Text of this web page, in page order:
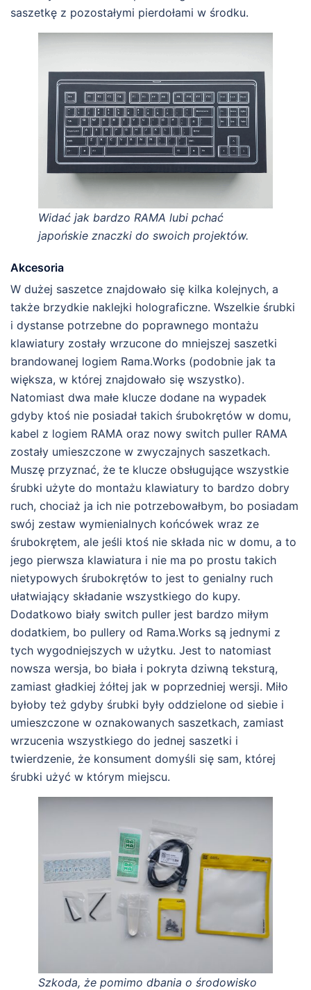
saszetkę z pozostałymi pierdołami w środku.
Widać jak bardzo RAMA lubi pchać
japońskie znaczki do swoich projektów.
Akcesoria
W dużej saszetce znajdowało się kilka kolejnych, a
także brzydkie naklejki holograficzne. Wszelkie śrubki
i dystanse potrzebne do poprawnego montażu
klawiatury zostały wrzucone do mniejszej saszetki
brandowanej logiem Rama.Works (podobnie jak ta
większa, w której znajdowało się wszystko).
Natomiast dwa małe klucze dodane na wypadek
gdyby ktoś nie posiadał takich śrubokrętów w domu,
kabel z logiem RAMA oraz nowy switch puller RAMA
zostały umieszczone w zwyczajnych saszetkach.
Muszę przyznać, że te klucze obsługujące wszystkie
śrubki użyte do montażu klawiatury to bardzo dobry
ruch, chociaż ja ich nie potrzebowałbym, bo posiadam
swój zestaw wymienialnych końcówek wraz ze
śrubokrętem, ale jeśli ktoś nie składa nic w domu, a to
jego pierwsza klawiatura i nie ma po prostu takich
nietypowych śrubokrętów to jest to genialny ruch
ułatwiający składanie wszystkiego do kupy.
Dodatkowo biały switch puller jest bardzo miłym
dodatkiem, bo pullery od Rama.Works są jednymi z
tych wygodniejszych w użytku. Jest to natomiast
nowsza wersja, bo biała i pokryta dziwną teksturą,
zamiast gładkiej żółtej jak w poprzedniej wersji. Miło
byłoby też gdyby śrubki były oddzielone od siebie i
umieszczone w oznakowanych saszetkach, zamiast
wrzucenia wszystkiego do jednej saszetki i
twierdzenie, że konsument domyśli się sam, której
śrubki użyć w którym miejscu.
Szkoda, że pomimo dbania o środowisko